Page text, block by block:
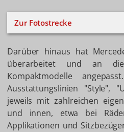
Zur Fotostrecke
Darüber hinaus hat
überarbeitet und an
Kompaktmodelle
Ausstattungslinien "Style",
jeweils mit zahlreichen
und innen, etwa bei
Applikationen und